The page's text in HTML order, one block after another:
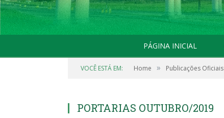
PÁGINA INICIAL
VOCÊ ESTÁ EM: Home » Publicações Oficiais
PORTARIAS OUTUBRO/2019